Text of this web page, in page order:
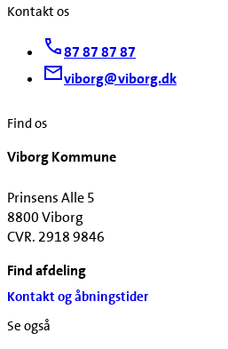
Kontakt os
87 87 87 87
viborg@viborg.dk
Find os
Viborg Kommune
Prinsens Alle 5
8800 Viborg
CVR. 2918 9846
Find afdeling
Kontakt og åbningstider
Se også